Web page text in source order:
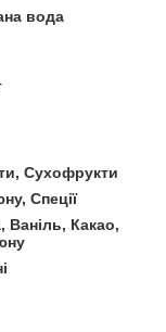
вода
Сухофрукти
Спеції
Ваніль, Какао,